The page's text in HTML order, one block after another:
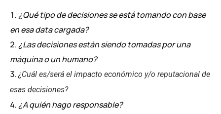
¿Qué tipo de decisiones se está tomando con base
en esa data cargada?
¿Las decisiones están siendo tomadas por una
máquina o un humano?
¿Cuál es/será el impacto económico y/o reputacional de
esas decisiones?
¿A quién hago responsable?